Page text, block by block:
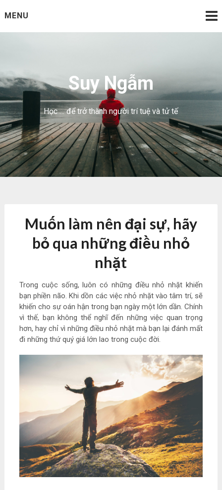
toMENU
Suy Ngẫm
Học … để trở thành người trí tuệ và tử tế
Muốn làm nên đại sự, hãy
bỏ qua những điều nhỏ
nhặt
Trong cuộc sống, luôn có những điều nhỏ nhặt khiến
bạn phiền não. Khi dồn các việc nhỏ nhặt vào tâm trí, sẽ
khiến cho sự oán hận trong bạn ngày một lớn dần. Chính
vì thế, bạn không thể nghĩ đến những việc quan trọng
hơn, hay chỉ vì những điều nhỏ nhặt mà bạn lại đánh mất
đi những thứ quý giá lớn lao trong cuộc đời.